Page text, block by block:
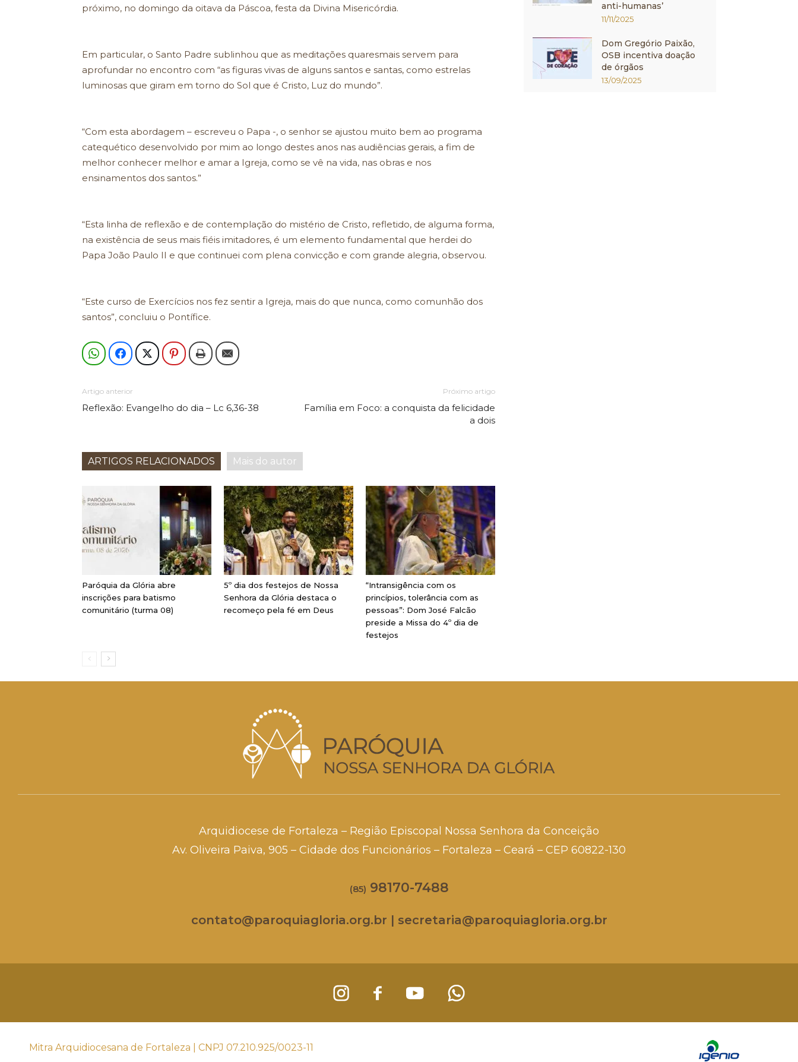
próximo, no domingo da oitava da Páscoa, festa da Divina Misericórdia.
Em particular, o Santo Padre sublinhou que as meditações quaresmais servem para
aprofundar no encontro com “as figuras vivas de alguns santos e santas, como estrelas
luminosas que giram em torno do Sol que é Cristo, Luz do mundo”.
“Com esta abordagem – escreveu o Papa -, o senhor se ajustou muito bem ao programa
catequético desenvolvido por mim ao longo destes anos nas audiências gerais, a fim de
melhor conhecer melhor e amar a Igreja, como se vê na vida, nas obras e nos
ensinamentos dos santos.”
“Esta linha de reflexão e de contemplação do mistério de Cristo, refletido, de alguma forma,
na existência de seus mais fiéis imitadores, é um elemento fundamental que herdei do
Papa João Paulo II e que continuei com plena convicção e com grande alegria, observou.
“Este curso de Exercícios nos fez sentir a Igreja, mais do que nunca, como comunhão dos
santos”, concluiu o Pontífice.
Artigo anterior
Reflexão: Evangelho do dia – Lc 6,36-38
Próximo artigo
Família em Foco: a conquista da felicidade
a dois
ARTIGOS RELACIONADOS Mais do autor
Paróquia da Glória abre
inscrições para batismo
comunitário (turma 08)
5º dia dos festejos de Nossa
Senhora da Glória destaca o
recomeço pela fé em Deus
“Intransigência com os
princípios, tolerância com as
pessoas”: Dom José Falcão
preside a Missa do 4º dia de
festejos
anti-humanas’
11/11/2025
Dom Gregório Paixão,
OSB incentiva doação
de órgãos
13/09/2025
Arquidiocese de Fortaleza – Região Episcopal Nossa Senhora da Conceição
Av. Oliveira Paiva, 905 – Cidade dos Funcionários – Fortaleza – Ceará – CEP 60822-130
(85) 98170-7488
contato@paroquiagloria.org.br | secretaria@paroquiagloria.org.br
Mitra Arquidiocesana de Fortaleza | CNPJ 07.210.925/0023-11